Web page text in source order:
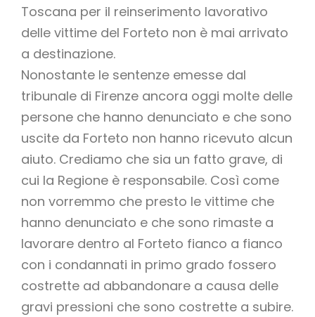
Toscana per il reinserimento lavorativo
delle vittime del Forteto non è mai arrivato
a destinazione.
Nonostante le sentenze emesse dal
tribunale di Firenze ancora oggi molte delle
persone che hanno denunciato e che sono
uscite da Forteto non hanno ricevuto alcun
aiuto. Crediamo che sia un fatto grave, di
cui la Regione è responsabile. Così come
non vorremmo che presto le vittime che
hanno denunciato e che sono rimaste a
lavorare dentro al Forteto fianco a fianco
con i condannati in primo grado fossero
costrette ad abbandonare a causa delle
gravi pressioni che sono costrette a subire.